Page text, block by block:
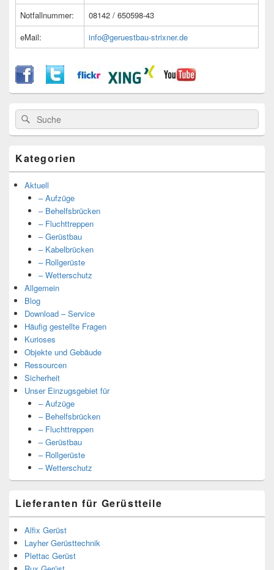
Notfallnummer:
08142 / 650598-43
eMail:
info@geruestbau-strixner.de
Suche
nach:
Suche
Kategorien
Aktuell
– Aufzüge
– Behelfsbrücken
– Fluchttreppen
– Gerüstbau
– Kabelbrücken
– Rollgerüste
– Wetterschutz
Allgemein
Blog
Download – Service
Häufig gestellte Fragen
Kurioses
Objekte und Gebäude
Ressourcen
Sicherheit
Unser Einzugsgebiet für
– Aufzüge
– Behelfsbrücken
– Fluchttreppen
– Gerüstbau
– Rollgerüste
– Wetterschutz
Lieferanten für Gerüstteile
Alfix Gerüst
Layher Gerüsttechnik
Plettac Gerüst